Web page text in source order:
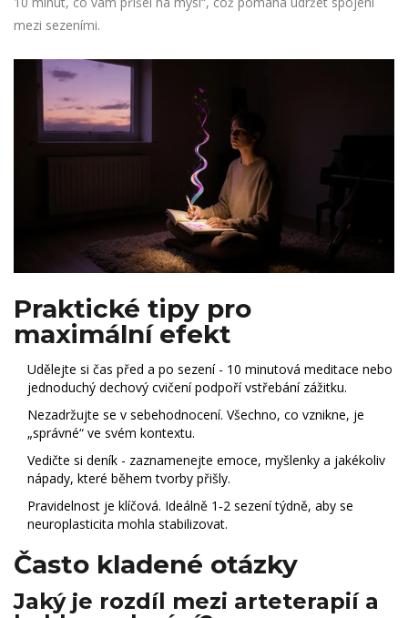
mezi sezeními.
Praktické tipy pro
maximální efekt
Udělejte si čas před a po sezení - 10 minutová meditace nebo
jednoduchý dechový cvičení podpoří vstřebání zážitku.
Nezadržujte se v sebehodnocení. Všechno, co vznikne, je
„správné“ ve svém kontextu.
Vedičte si deník - zaznamenejte emoce, myšlenky a jakékoliv
nápady, které během tvorby přišly.
Pravidelnost je klíčová. Ideálně 1‑2 sezení týdně, aby se
neuroplasticita mohla stabilizovat.
Často kladené otázky
Jaký je rozdíl mezi arteterapií a